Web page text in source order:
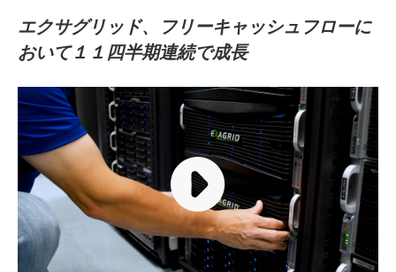
エクサグリッド、フリーキャッシュフローに
おいて１１四半期連続で成長